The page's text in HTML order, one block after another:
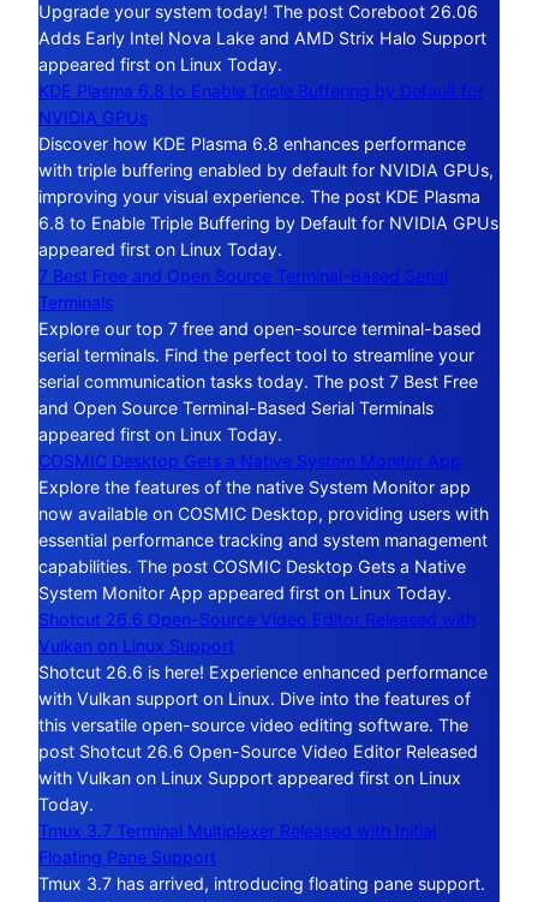
Upgrade your system today! The post Coreboot 26.06
Adds Early Intel Nova Lake and AMD Strix Halo Support
appeared first on Linux Today.
KDE Plasma 6.8 to Enable Triple Buffering by Default for
NVIDIA GPUs
Discover how KDE Plasma 6.8 enhances performance
with triple buffering enabled by default for NVIDIA GPUs,
improving your visual experience. The post KDE Plasma
6.8 to Enable Triple Buffering by Default for NVIDIA GPUs
appeared first on Linux Today.
7 Best Free and Open Source Terminal-Based Serial
Terminals
Explore our top 7 free and open-source terminal-based
serial terminals. Find the perfect tool to streamline your
serial communication tasks today. The post 7 Best Free
and Open Source Terminal-Based Serial Terminals
appeared first on Linux Today.
COSMIC Desktop Gets a Native System Monitor App
Explore the features of the native System Monitor app
now available on COSMIC Desktop, providing users with
essential performance tracking and system management
capabilities. The post COSMIC Desktop Gets a Native
System Monitor App appeared first on Linux Today.
Shotcut 26.6 Open-Source Video Editor Released with
Vulkan on Linux Support
Shotcut 26.6 is here! Experience enhanced performance
with Vulkan support on Linux. Dive into the features of
this versatile open-source video editing software. The
post Shotcut 26.6 Open-Source Video Editor Released
with Vulkan on Linux Support appeared first on Linux
Today.
Tmux 3.7 Terminal Multiplexer Released with Initial
Floating Pane Support
Tmux 3.7 has arrived, introducing floating pane support.